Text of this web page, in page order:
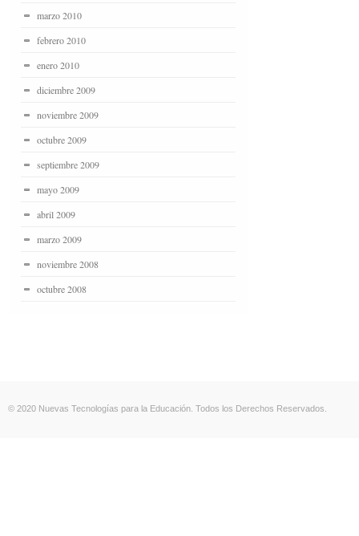
marzo 2010
febrero 2010
enero 2010
diciembre 2009
noviembre 2009
octubre 2009
septiembre 2009
mayo 2009
abril 2009
marzo 2009
noviembre 2008
octubre 2008
© 2020 Nuevas Tecnologías para la Educación. Todos los Derechos Reservados.